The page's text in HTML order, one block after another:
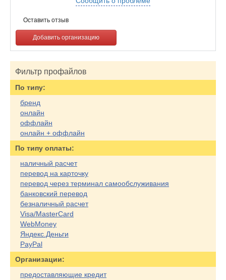
Оставить отзыв
Добавить организацию
Фильтр профайлов
По типу:
бренд
онлайн
оффлайн
онлайн + оффлайн
По типу оплаты:
наличный расчет
перевод на карточку
перевод через терминал самообслуживания
банковский перевод
безналичный расчет
Visa/MasterCard
WebMoney
Яндекс.Деньги
PayPal
Организации:
предоставляющие кредит